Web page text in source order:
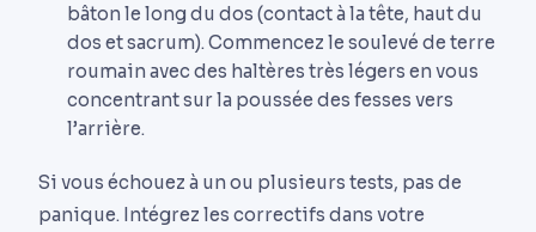
bâton le long du dos (contact à la tête, haut du
dos et sacrum). Commencez le soulevé de terre
roumain avec des haltères très légers en vous
concentrant sur la poussée des fesses vers
l’arrière.
Si vous échouez à un ou plusieurs tests, pas de
panique. Intégrez les correctifs dans votre